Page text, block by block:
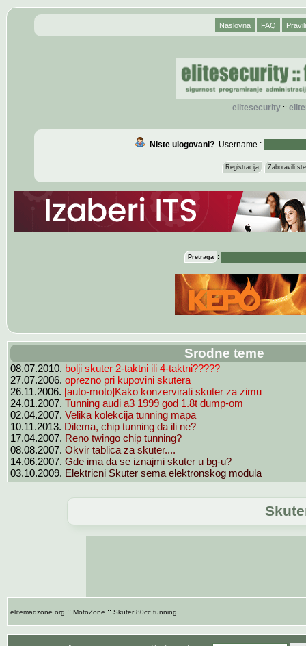
Naslovna FAQ
elitesecurity::
Niste ulogovani?Username :
Registracija Zaboravili
Pretraga :
Srodne teme
08.07.2010. bolji skuter 2-taktni ili 4-taktni?????
27.07.2006. oprezno pri kupovini skutera
26.11.2006. [auto-moto]Kako konzervirati skuter za zimu
24.01.2007. Tunning audi a3 1999 god 1.8t dump-om
02.04.2007. Velika kolekcija tunning mapa
10.11.2013. Dilema, chip tunning da ili ne?
17.04.2007. Reno twingo chip tunning?
08.08.2007. Okvir tablica za skuter....
14.06.2007. Gde ima da se iznajmi skuter u bg-u?
03.10.2009. Elektricni Skuter sema elektronskog modula
elitemadzone.org :: MotoZone :: Skuter 80cc tunning